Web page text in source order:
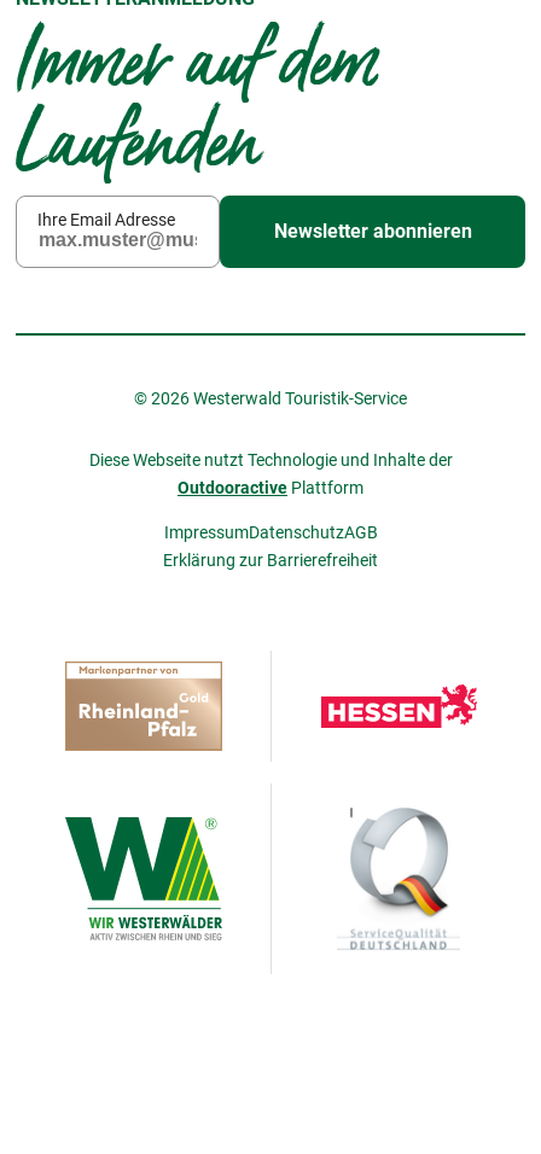
Immer auf dem
Laufenden
Ihre Email Adresse
Newsletter abonnieren
© 2026 Westerwald Touristik-Service
Diese Webseite nutzt Technologie und Inhalte der
Outdooractive Plattform
ImpressumDatenschutzAGB
Erklärung zur Barrierefreiheit